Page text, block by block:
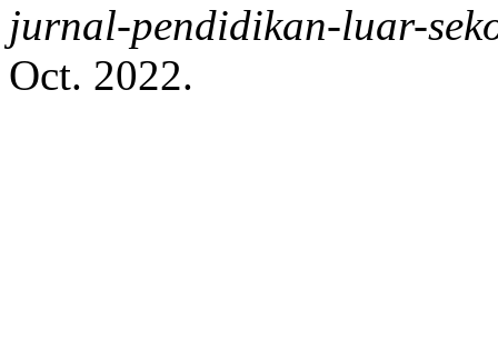
jurnal-pendidikan-luar-
Oct. 2022.